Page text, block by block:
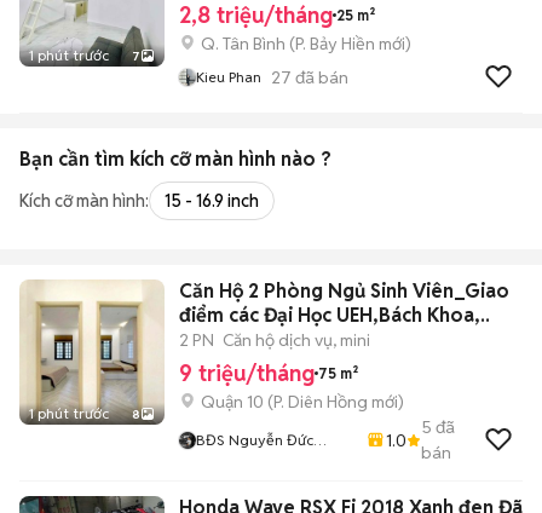
1 phút trước 7
2,8 triệu/tháng 25 m²
Q. Tân Bình (P. Bảy Hiền mới)
Kieu Phan 27 đã bán
Bạn cần tìm kích cỡ màn hình nào ?
Kích cỡ màn hình: 15 - 16.9 inch
1 phút trước 8
Căn Hộ 2 Phòng Ngủ Sinh Viên_Giao
điểm các Đại Học UEH,Bách Khoa,..
2 PN Căn hộ dịch vụ, mini
9 triệu/tháng 75 m²
Quận 10 (P. Diên Hồng mới)
BĐS Nguyễn Đức
1.0
5 đã
bán
Honda Wave RSX Fi 2018 Xanh đen Đã